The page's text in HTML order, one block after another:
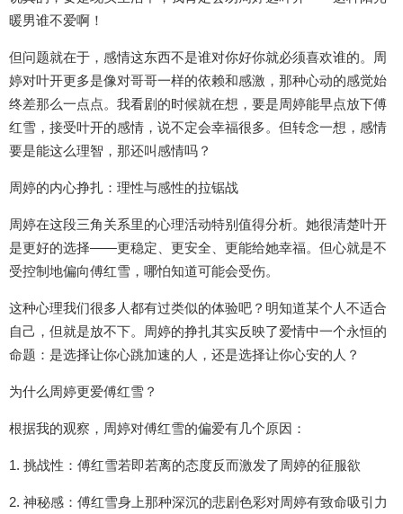
暖男谁不爱啊！
但问题就在于，感情这东西不是谁对你好你就必须喜欢谁的。周
婷对叶开更多是像对哥哥一样的依赖和感激，那种心动的感觉始
终差那么一点点。我看剧的时候就在想，要是周婷能早点放下傅
红雪，接受叶开的感情，说不定会幸福很多。但转念一想，感情
要是能这么理智，那还叫感情吗？
周婷的内心挣扎：理性与感性的拉锯战
周婷在这段三角关系里的心理活动特别值得分析。她很清楚叶开
是更好的选择——更稳定、更安全、更能给她幸福。但心就是不
受控制地偏向傅红雪，哪怕知道可能会受伤。
这种心理我们很多人都有过类似的体验吧？明知道某个人不适合
自己，但就是放不下。周婷的挣扎其实反映了爱情中一个永恒的
命题：是选择让你心跳加速的人，还是选择让你心安的人？
为什么周婷更爱傅红雪？
根据我的观察，周婷对傅红雪的偏爱有几个原因：
1. 挑战性：傅红雪若即若离的态度反而激发了周婷的征服欲
2. 神秘感：傅红雪身上那种深沉的悲剧色彩对周婷有致命吸引力